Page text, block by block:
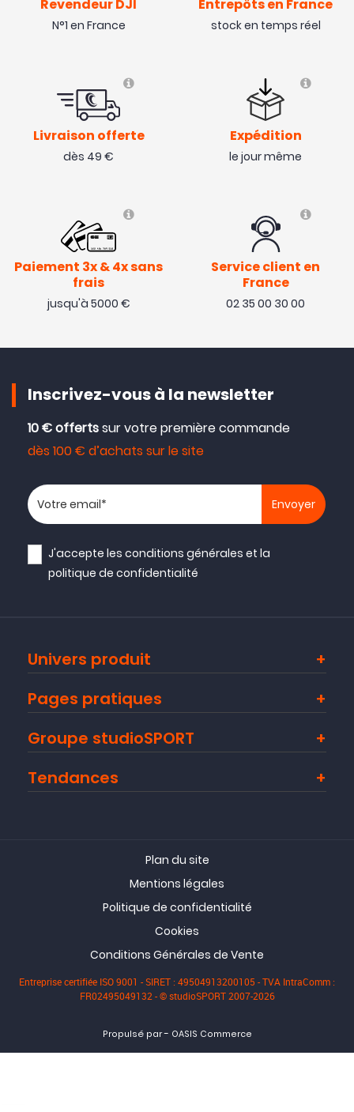
Revendeur DJI
N°1 en France
Entrepôts en France
stock en temps réel
Livraison offerte
dès 49 €
Expédition
le jour même
Paiement 3x & 4x sans
frais
jusqu'à 5000 €
Service client en
France
02 35 00 30 00
Inscrivez-vous à la newsletter
10 € offertssur votre première commande
dès 100 € d’achats sur le site
Votre adresse email
J'accepte lesconditions générales et la
politique de confidentialité
Univers produit
Pages pratiques
Groupe studioSPORT
Tendances
Plan du site
Mentions légales
Politique de confidentialité
Cookies
Conditions Générales de Vente
Entreprise certifiée ISO 9001 - SIRET : 49504913200105 - TVA IntraComm :
FR02495049132 - © studioSPORT 2007-2026
Propulsé par- OASIS Commerce